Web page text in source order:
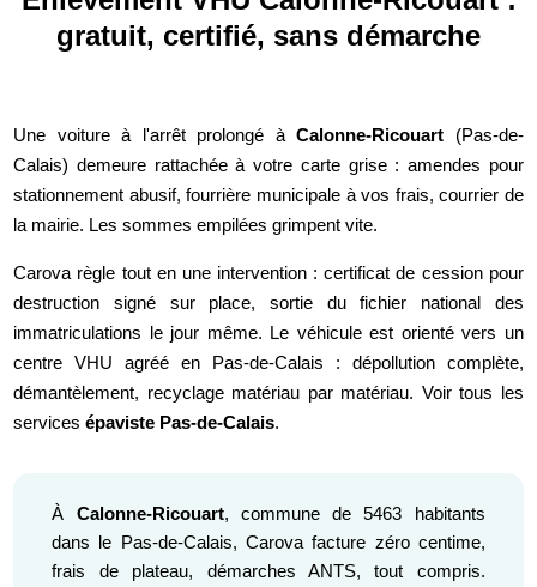
gratuit, certifié, sans démarche
Une voiture à l'arrêt prolongé àCalonne-Ricouart (Pas-de-
Calais) demeure rattachée à votre carte grise : amendes pour
stationnement abusif, fourrière municipale à vos frais, courrier de
la mairie. Les sommes empilées grimpent vite.
Carova règle tout en une intervention : certificat de cession pour
destruction signé sur place, sortie du fichier national des
immatriculations le jour même. Le véhicule est orienté vers un
centre VHU agréé en Pas-de-Calais : dépollution complète,
démantèlement, recyclage matériau par matériau. Voir tous les
servicesépaviste Pas-de-Calais.
À Calonne-Ricouart, commune de 5463 habitants
dans le Pas-de-Calais, Carova facture zéro centime,
frais de plateau, démarches ANTS, tout compris.